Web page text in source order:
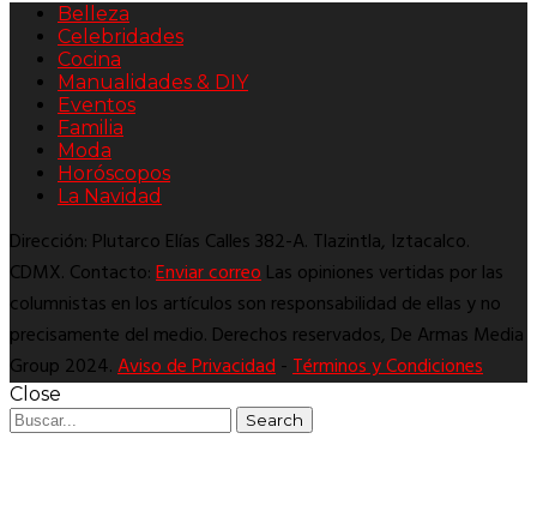
Belleza
Celebridades
Cocina
Manualidades & DIY
Eventos
Familia
Moda
Horóscopos
La Navidad
Dirección: Plutarco Elías Calles 382-A. Tlazintla, Iztacalco.
CDMX. Contacto:Enviar correoLas opiniones vertidas por las
columnistas en los artículos son responsabilidad de ellas y no
precisamente del medio. Derechos reservados, De Armas Media
Group 2024.Aviso de Privacidad-Términos y Condiciones
Close